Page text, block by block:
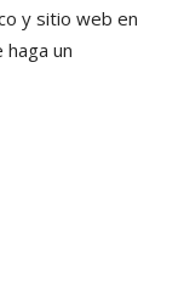
y sitio web en
un